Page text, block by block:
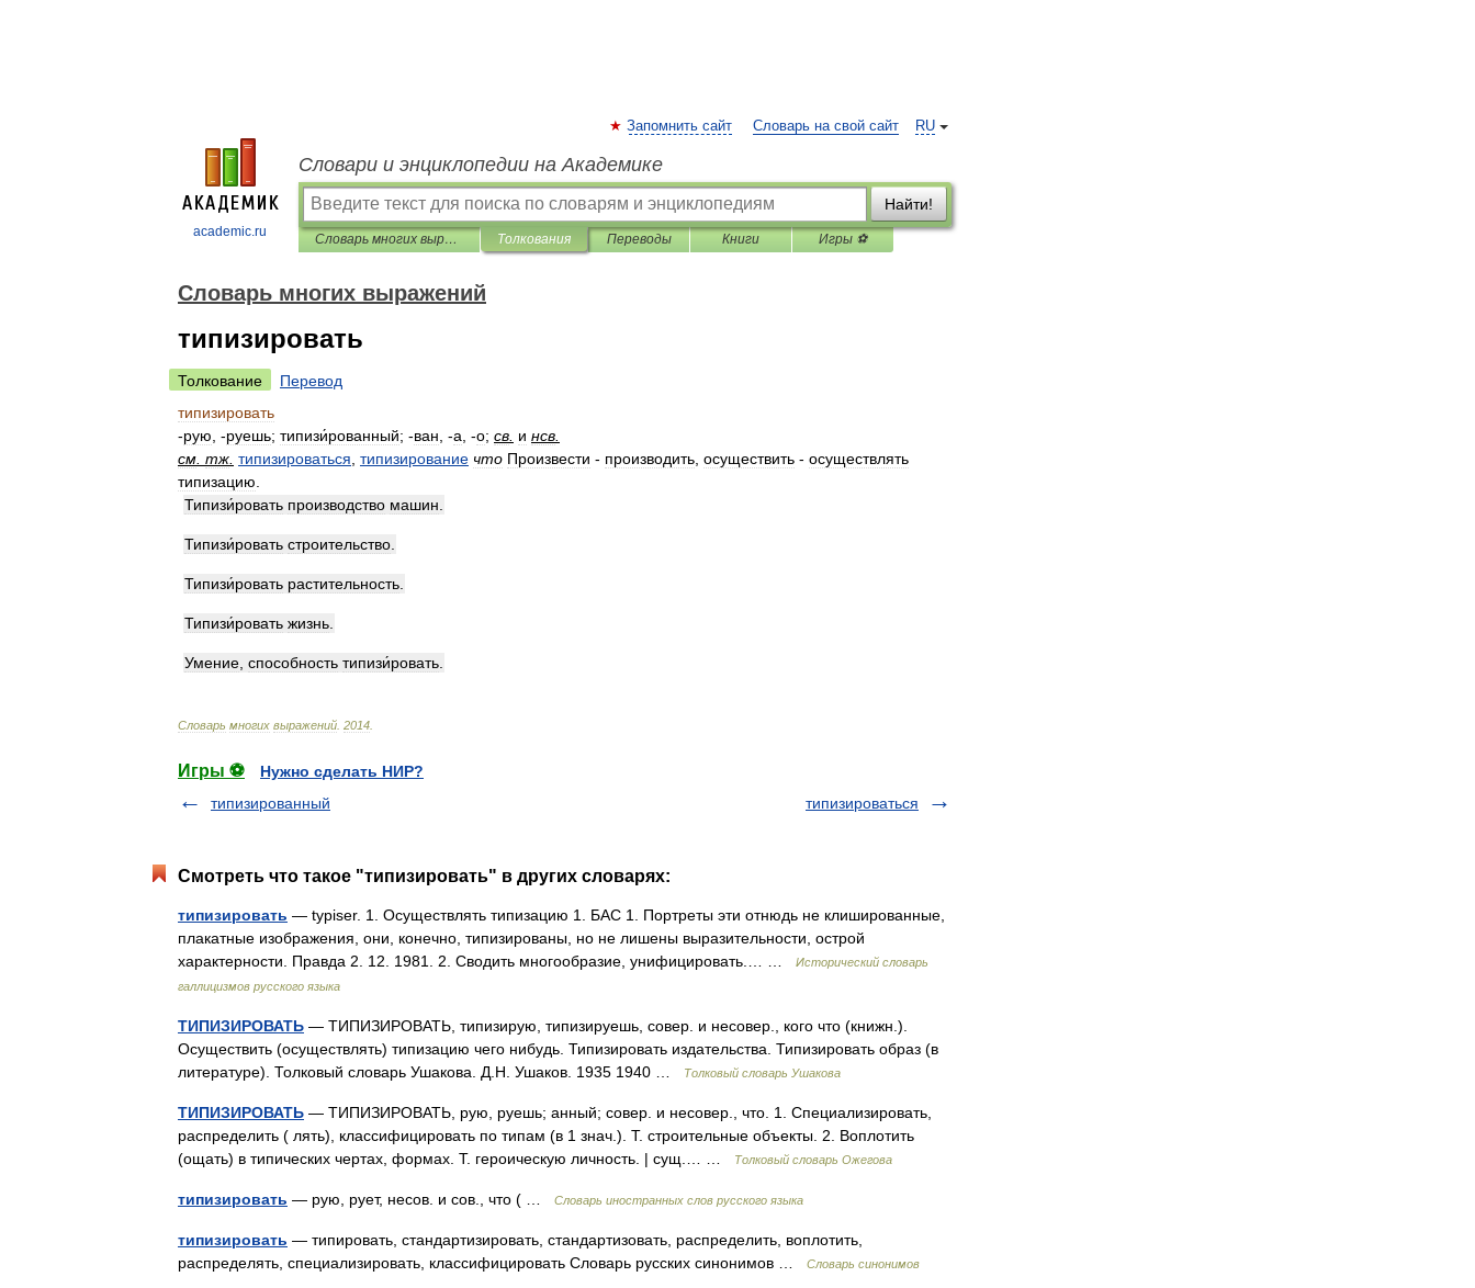
academic.ru
RU
Запомнить сайт Словарь на свой сайт
Словари и энциклопедии на Академике
Найти!
Словарь многих выражений Толкования Переводы Книги Игры ⚽
Словарь многих выражений
типизировать
Толкование
Перевод
типизировать
-рую , -руешь; типизи́рованный; -ван , -а , -о; св и нсв
см тж типизироваться типизирование что Произвести - производить осуществить - осуществлять
типизацию
Типизи́ровать производство машин
Типизи́ровать строительство
Типизи́ровать растительность
Типизи́ровать жизнь
Умение способность типизи́ровать
Словарь многих выражений 2014
Игры ⚽
Нужно сделать НИР?
типизированный
типизироваться
Смотреть что такое "типизировать" в других словарях:
типизировать — typiser. 1. Осуществлять типизацию 1. БАС 1. Портреты эти отнюдь не клишированные,
плакатные изображения, они, конечно, типизированы, но не лишены выразительности, острой
характерности. Правда 2. 12. 1981. 2. Сводить многообразие, унифицировать.… …
Исторический словарь
галлицизмов русского языка
ТИПИЗИРОВАТЬ — ТИПИЗИРОВАТЬ, типизирую, типизируешь, совер. и несовер., кого что (книжн.).
Осуществить (осуществлять) типизацию чего нибудь. Типизировать издательства. Типизировать образ (в
литературе). Толковый словарь Ушакова. Д.Н. Ушаков. 1935 1940 …
Толковый словарь Ушакова
ТИПИЗИРОВАТЬ — ТИПИЗИРОВАТЬ, рую, руешь; анный; совер. и несовер., что. 1. Специализировать,
распределить ( лять), классифицировать по типам (в 1 знач.). Т. строительные объекты. 2. Воплотить
(ощать) в типических чертах, формах. Т. героическую личность. | сущ.… …
Толковый словарь Ожегова
типизировать — рую, рует, несов. и сов., что ( … Словарь иностранных слов русского языка
типизировать — типировать, стандартизировать, стандартизовать, распределить, воплотить,
распределять, специализировать, классифицировать Словарь русских синонимов …
Словарь синонимов